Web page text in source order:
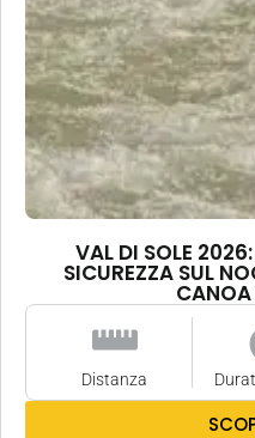
VAL DI SOLE
SICUREZZA SUL
CANOA
Distanza